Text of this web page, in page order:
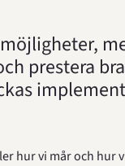
prestera
hur vi mår och hur